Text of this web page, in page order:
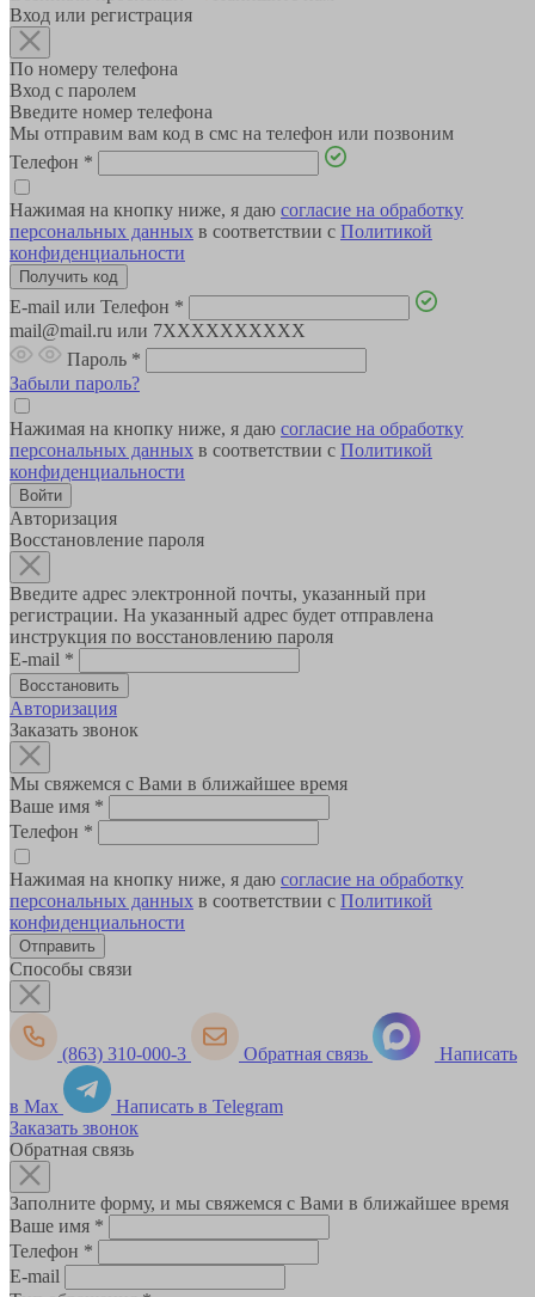
Вход или регистрация
По номеру телефона
Вход с паролем
Введите номер телефона
Мы отправим вам код в смс на телефон или позвоним
Телефон *
Нажимая на кнопку ниже, я даю согласие на обработку
персональных данных в соответствии с Политикой
конфиденциальности
E-mail или Телефон *
mail@mail.ru или 7XXXXXXXXXX
Пароль *
Забыли пароль?
Нажимая на кнопку ниже, я даю согласие на обработку
персональных данных в соответствии с Политикой
конфиденциальности
Авторизация
Восстановление пароля
Введите адрес электронной почты, указанный при
регистрации. На указанный адрес будет отправлена
инструкция по восстановлению пароля
E-mail *
Авторизация
Заказать звонок
Мы свяжемся с Вами в ближайшее время
Ваше имя *
Телефон *
Нажимая на кнопку ниже, я даю согласие на обработку
персональных данных в соответствии с Политикой
конфиденциальности
Способы связи
(863) 310-000-3 Обратная связь Написать
в Max
Написать в Telegram
Заказать звонок
Обратная связь
Заполните форму, и мы свяжемся с Вами в ближайшее время
Ваше имя *
Телефон *
E-mail